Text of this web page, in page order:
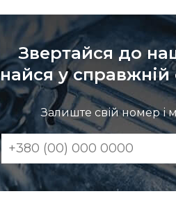
Звертайся до
у справжній
Залиште свій номер